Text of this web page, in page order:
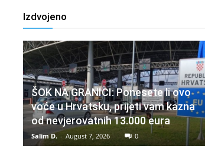
Izdvojeno
ŠOK NA GRANICI: Ponesete li ovo
voće u Hrvatsku, prijeti vam kazna
od nevjerovatnih 13.000 eura
Salim D. - August 7, 2026 0